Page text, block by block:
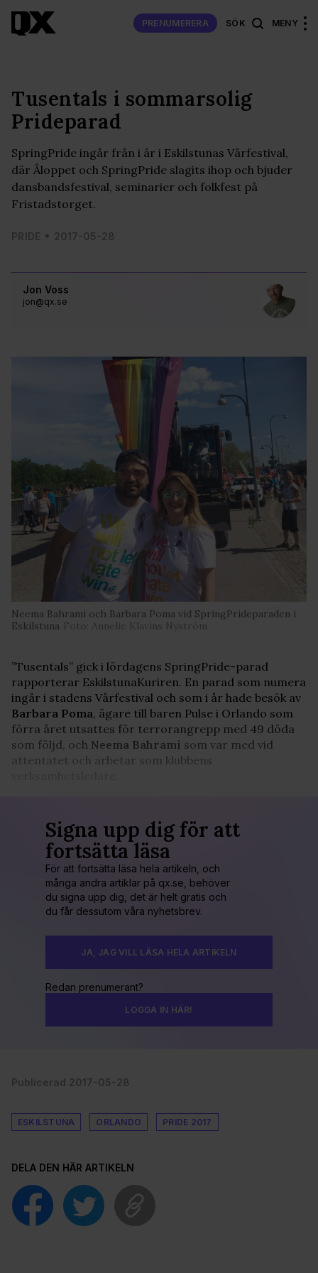
PRENUMERERA SÖK MENY
Jon Voss
jon@qx.se
Tusentals i sommarsolig
Prideparad
SpringPride ingår från i år i Eskilstunas Vårfestival,
där Åloppet och SpringPride slagits ihop och bjuder
dansbandsfestival, seminarier och folkfest på
Fristadstorget.
PRIDE 2017-05-28
Neema Bahrami och Barbara Poma vid SpringPrideparaden i
Eskilstuna Foto: Annelie Klavins Nyström
”Tusentals” gick i lördagens SpringPride-parad
rapporterar EskilstunaKuriren. En parad som numera
ingår i stadens Vårfestival och som i år hade besök av
Barbara Poma, ägare till baren Pulse i Orlando som
förra året utsattes för terrorangrepp med 49 döda
som följd, och Neema Bahrami som var med vid
attentatet och arbetar som klubbens
Signa upp dig för att
fortsätta läsa
För att fortsätta läsa hela artikeln, och
många andra artiklar på qx.se, behöver
du signa upp dig, det är helt gratis och
du får dessutom våra nyhetsbrev.
JA, JAG VILL LÄSA HELA ARTIKELN
Redan prenumerant?
LOGGA IN HÄR!
Publicerad 2017-05-28
ESKILSTUNA ORLANDO PRIDE 2017
DELA DEN HÄR ARTIKELN